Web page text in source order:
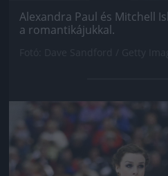
Alexandra Paul és Mitchell
a romantikájukkal.
Jön